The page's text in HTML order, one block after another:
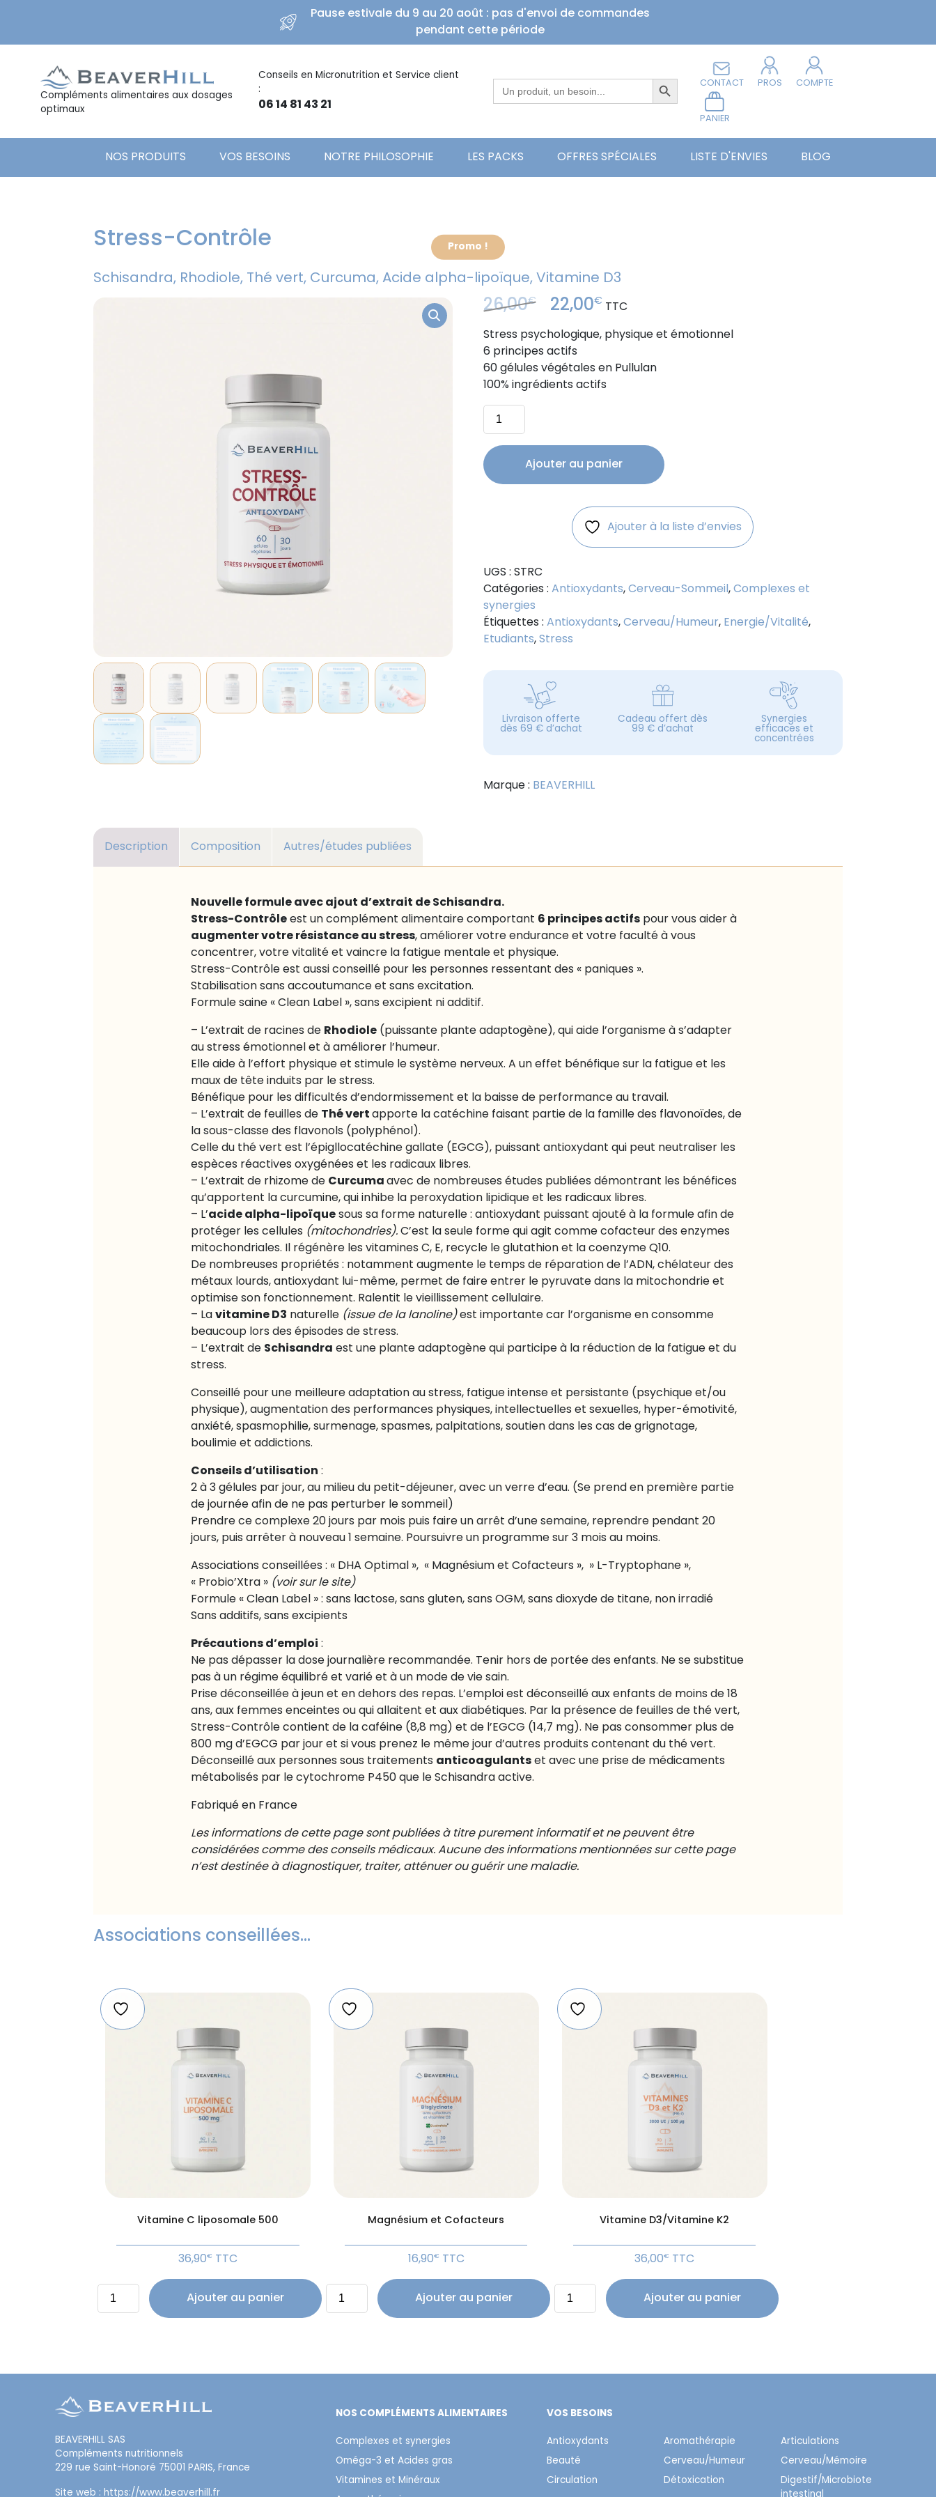
Pause estivale du 9 au 20 août : pas d'envoi de commandes
pendant cette période
Compléments alimentaires aux dosages
optimaux
Conseils en Micronutrition et Service client
:
06 14 81 43 21
Search
for:
Search Button CONTACT PROS COMPTE
PANIER
NOS PRODUITS VOS BESOINS NOTRE PHILOSOPHIE LES PACKS OFFRES SPÉCIALES LISTE D'ENVIES BLOG
Stress-Contrôle
Schisandra, Rhodiole, Thé vert, Curcuma, Acide alpha-lipoïque, Vitamine D3
Promo !
26,00€
Le
initial
était :
26,00€.
22,00€Le
actuel
22,00€.
TTC
Stress psychologique, physique et émotionnel
6 principes actifs
60 gélules végétales en Pullulan
100% ingrédients actifs
quantité
Stress-
Contrôle Ajouter au panier
Ajouter à la liste d’envies
UGS :STRC
Catégories :Antioxydants,Cerveau-Sommeil,Complexes et
synergies
Étiquettes :Antioxydants,Cerveau/Humeur,Energie/Vitalité,
Etudiants,Stress
Livraison offerte
dès 69 € d’achat
Cadeau offert dès
99 € d’achat
Synergies
efficaces et
concentrées
Marque : BEAVERHILL
Description Composition Autres/études publiées
Nouvelle formule avec ajout d’extrait de Schisandra.
Stress-Contrôleest un complément alimentaire comportant 6 principes actifspour vous aider à
augmenter votre résistance au stress, améliorer votre endurance et votre faculté à vous
concentrer, votre vitalité et vaincre la fatigue mentale et physique.
Stress-Contrôle est aussi conseillé pour les personnes ressentant des « paniques ».
Stabilisation sans accoutumance et sans excitation.
Formule saine « Clean Label », sans excipient ni additif.
– L’extrait de racines deRhodiole(puissante plante adaptogène), qui aide l’organisme à s’adapter
au stress émotionnel et à améliorer l’humeur.
Elle aide à l’effort physique et stimule le système nerveux. A un effet bénéfique sur la fatigue et les
maux de tête induits par le stress.
Bénéfique pour les difficultés d’endormissement et la baisse de performance au travail.
– L’extrait de feuilles deThé vertapporte la catéchine faisant partie de la famille des flavonoïdes, de
la sous-classe des flavonols (polyphénol).
Celle du thé vert est l’épigllocatéchine gallate (EGCG), puissant antioxydant qui peut neutraliser les
espèces réactives oxygénées et les radicaux libres.
– L’extrait de rhizome deCurcumaavec de nombreuses études publiées démontrant les bénéfices
qu’apportent la curcumine, qui inhibe la peroxydation lipidique et les radicaux libres.
– L’acide alpha-lipoïquesous sa forme naturelle : antioxydant puissant ajouté à la formule afin de
protéger les cellules (mitochondries).C’est la seule forme qui agit comme cofacteur des enzymes
mitochondriales. Il régénère les vitamines C, E, recycle le glutathion et la coenzyme Q10.
De nombreuses propriétés : notamment augmente le temps de réparation de l’ADN, chélateur des
métaux lourds, antioxydant lui-même, permet de faire entrer le pyruvate dans la mitochondrie et
optimise son fonctionnement. Ralentit le vieillissement cellulaire.
– Lavitamine D3 naturelle (issue de la lanoline)est importante car l’organisme en consomme
beaucoup lors des épisodes de stress.
– L’extrait deSchisandraest une plante adaptogène qui participe à la réduction de la fatigue et du
stress.
Conseillé pourune meilleure adaptation au stress, fatigue intense et persistante (psychique et/ou
physique), augmentation des performances physiques, intellectuelles et sexuelles, hyper-émotivité,
anxiété, spasmophilie, surmenage, spasmes, palpitations, soutien dans les cas de grignotage,
boulimie et addictions.
Conseils d’utilisation:
2 à 3 gélules par jour, au milieu du petit-déjeuner, avec un verre d’eau. (Se prend en première partie
de journée afin de ne pas perturber le sommeil)
Prendre ce complexe 20 jours par mois puis faire un arrêt d’une semaine, reprendre pendant 20
jours, puis arrêter à nouveau 1 semaine. Poursuivre un programme sur 3 mois au moins.
Associations conseillées : « DHA Optimal », « Magnésium et Cofacteurs », » L-Tryptophane »,
« Probio’Xtra » (voir sur le site)
Formule « Clean Label » : sans lactose, sans gluten, sans OGM, sans dioxyde de titane, non irradié
Sans additifs, sans excipients
Précautions d’emploi:
Ne pas dépasser la dose journalière recommandée. Tenir hors de portée des enfants. Ne se substitue
pas à un régime équilibré et varié et à un mode de vie sain.
Prise déconseillée à jeun et en dehors des repas. L’emploi est déconseillé aux enfants de moins de 18
ans, aux femmes enceintes ou qui allaitent et aux diabétiques. Par la présence de feuilles de thé vert,
Stress-Contrôle contient de la caféine (8,8 mg) et de l’EGCG (14,7 mg). Ne pas consommer plus de
800 mg d’EGCG par jour et si vous prenez le même jour d’autres produits contenant du thé vert.
Déconseillé aux personnes sous traitements anticoagulantset avec une prise de médicaments
métabolisés par le cytochrome P450 que le Schisandra active.
Fabriqué en France
Les informations de cette page sont publiées à titre purement informatif et ne peuvent être
considérées comme des conseils médicaux. Aucune des informations mentionnées sur cette page
n’est destinée à diagnostiquer, traiter, atténuer ou guérir une maladie.
Associations conseillées…
Vitamine C liposomale 500
36,90€ TTC
quantité
Ajouter au panier
Magnésium et Cofacteurs
16,90€ TTC
quantité
de
Ajouter au panier
Vitamine D3/Vitamine K2
36,00€ TTC
quantité
de
Ajouter au panier
BEAVERHILL SAS
Compléments nutritionnels
229 rue Saint-Honoré 75001 PARIS, France
Site web :https://www.beaverhill.fr
NOS COMPLÉMENTS ALIMENTAIRES
Complexes et synergies
Oméga-3 et Acides gras
Vitamines et Minéraux
VOS BESOINS
Antioxydants Aromathérapie
Articulations
Beauté
Cerveau/Humeur
Cerveau/Mémoire
Circulation
Détoxication
Digestif/Microbiote